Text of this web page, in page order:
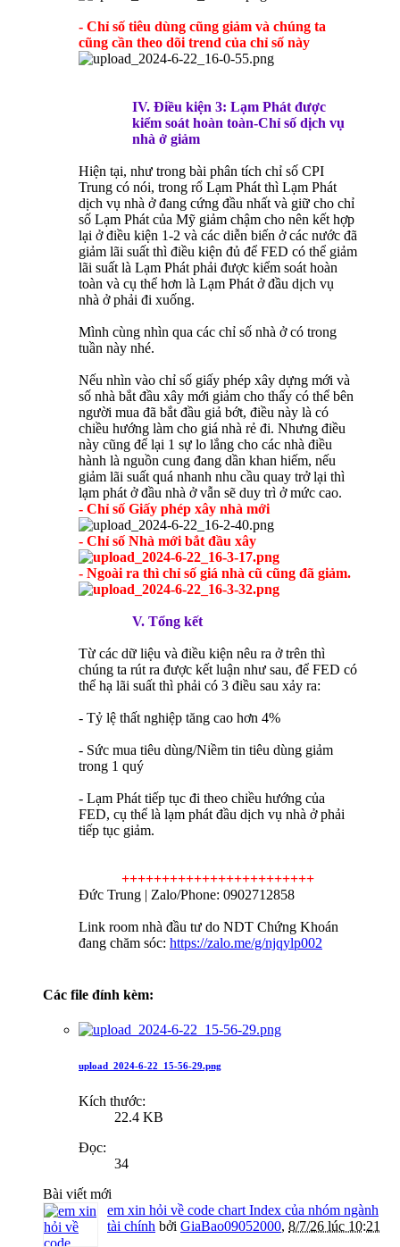
- Chỉ số tiêu dùng cũng giảm và chúng ta
cũng cần theo dõi trend của chỉ số này
IV. Điều kiện 3: Lạm Phát được
kiểm soát hoàn toàn-Chỉ số dịch vụ
nhà ở giảm
Hiện tại, như trong bài phân tích chỉ số CPI
Trung có nói, trong rổ Lạm Phát thì Lạm Phát
dịch vụ nhà ở đang cứng đầu nhất và giữ cho chỉ
số Lạm Phát của Mỹ giảm chậm cho nên kết hợp
lại ở điều kiện 1-2 và các diễn biến ở các nước đã
giảm lãi suất thì điều kiện đủ để FED có thể giảm
lãi suất là Lạm Phát phải được kiểm soát hoàn
toàn và cụ thể hơn là Lạm Phát ở đầu dịch vụ
nhà ở phải đi xuống.
Mình cùng nhìn qua các chỉ số nhà ở có trong
tuần này nhé.
Nếu nhìn vào chỉ số giấy phép xây dựng mới và
số nhà bắt đầu xây mới giảm cho thấy có thể bên
người mua đã bắt đầu giả bớt, điều này là có
chiều hướng làm cho giá nhà rẻ đi. Nhưng điều
này cũng để lại 1 sự lo lắng cho các nhà điều
hành là nguồn cung đang dần khan hiếm, nếu
giảm lãi suất quá nhanh nhu cầu quay trở lại thì
lạm phát ở đầu nhà ở vẫn sẽ duy trì ở mức cao.
- Chỉ số Giấy phép xây nhà mới
- Chỉ số Nhà mới bắt đầu xây
- Ngoài ra thì chỉ số giá nhà cũ cũng đã giảm.
V. Tổng kết
Từ các dữ liệu và điều kiện nêu ra ở trên thì
chúng ta rút ra được kết luận như sau, để FED có
thể hạ lãi suất thì phải có 3 điều sau xảy ra:
- Tỷ lệ thất nghiệp tăng cao hơn 4%
- Sức mua tiêu dùng/Niềm tin tiêu dùng giảm
trong 1 quý
- Lạm Phát tiếp tục đi theo chiều hướng của
FED, cụ thể là lạm phát đầu dịch vụ nhà ở phải
tiếp tục giảm.
++++++++++++++++++++++++
Đức Trung | Zalo/Phone: 0902712858
Link room nhà đầu tư do NDT Chứng Khoán
đang chăm sóc: https://zalo.me/g/njqylp002
Các file đính kèm:
upload_2024-6-22_15-56-29.png
Kích thước:
22.4 KB
Đọc:
34
Bài viết mới
em xin hỏi về code chart Index của nhóm ngành
tài chính bởi GiaBao09052000, 8/7/26 lúc 10:21